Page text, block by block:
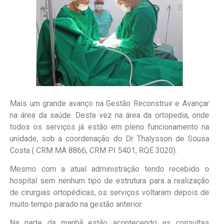
Mais um grande avanço na Gestão Reconstruir e Avançar
na área da saúde. Desta vez na área da ortopedia, onde
todos os serviços já estão em pleno funcionamento na
unidade, sob a coordenação do Dr Thalysson de Sousa
Costa ( CRM MA 8866, CRM PI 5401, RQE 3020).
Mesmo com a atual administração tendo recebido o
hospital sem nenhum tipo de estrutura para a realização
de cirurgias ortopédicas, os serviços voltaram depois de
muito tempo parado na gestão anterior.